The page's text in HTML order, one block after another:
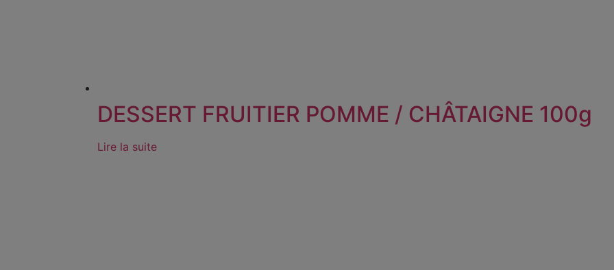
DESSERT FRUITIER POMME / CHÂTAIGNE 100g
Lire la suite